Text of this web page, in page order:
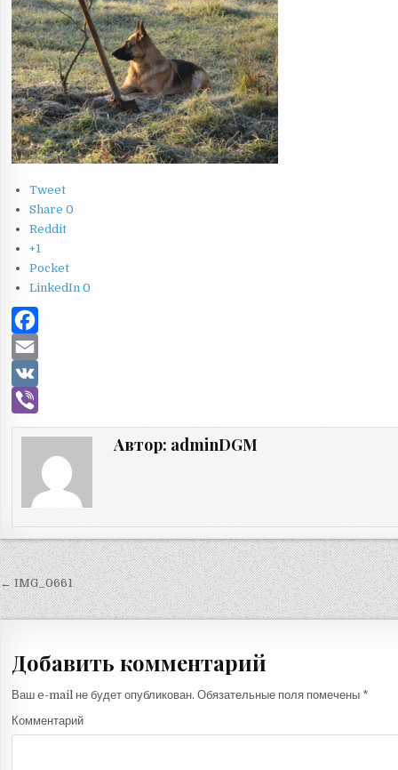
Tweet
Share 0
Reddit
+1
Pocket
LinkedIn 0
F
a
c
e
E
m
a
V
K
V
Автор: adminDGM
Н
а
и
а
← IMG_0661
Добавить комментарий
Ваш e-mail не будет опубликован. Обязательные поля помечены *
Комментарий